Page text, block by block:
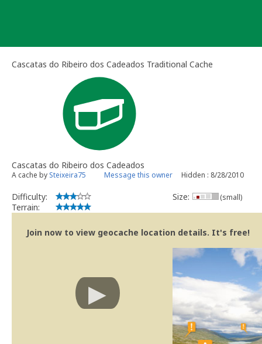
Cascatas do Ribeiro dos Cadeados Traditional Cache
Cascatas do Ribeiro dos Cadeados
A cache by Steixeira75 Message this owner Hidden : 8/28/2010
Difficulty:
Terrain:
Size: (small)
Join now to view geocache location details. It's free!